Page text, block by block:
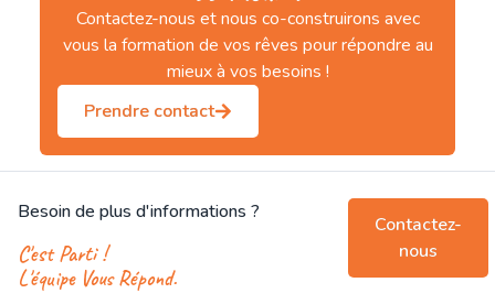
Contactez-nous et nous co-construirons avec
vous la formation de vos rêves pour répondre au
mieux à vos besoins !
Prendre contact
Besoin de plus d'informations ?
C'est Parti !
L'équipe Vous Répond.
Contactez-
nous